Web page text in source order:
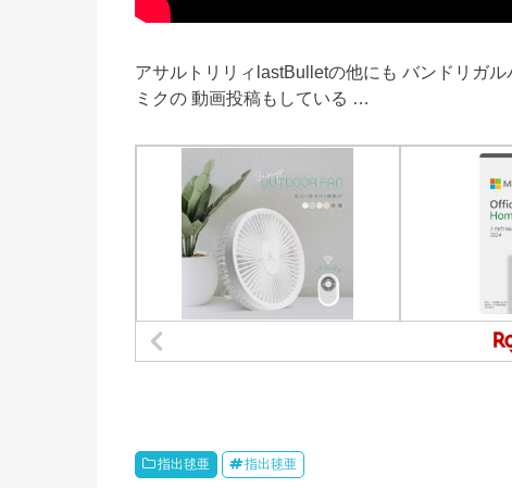
アサルトリリィlastBulletの他にも バンドリガ
ミクの 動画投稿もしている …
指出毬亜 指出毬亜